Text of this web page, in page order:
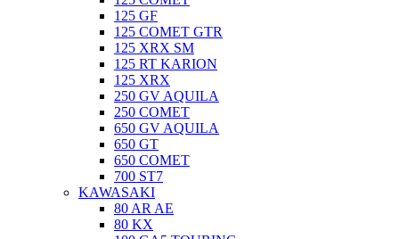
125 GF
125 COMET GTR
125 XRX SM
125 RT KARION
125 XRX
250 GV AQUILA
250 COMET
650 GV AQUILA
650 GT
650 COMET
700 ST7
KAWASAKI
80 AR AE
80 KX